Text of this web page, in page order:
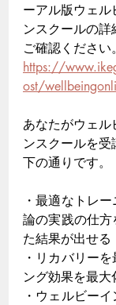
ーアル版ウェル
ンスクールの詳
ご確認ください。
https://
ost/
あなたがウェル
ンスクールを
下の通りです。
・最適なトレ
論の実践の仕
た結果が出せる
・リカバリー
ング効果を最大
・ウェルビー